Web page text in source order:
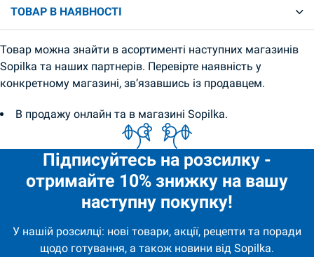
ТОВАР В НАЯВНОСТІ
Товар можна знайти в асортименті наступних магазинів
Sopilka та наших партнерів. Перевірте наявність у
конкретному магазині, зв’язавшись із продавцем.
В продажу онлайн та в магазині Sopilka.
Підписуйтесь на розсилку -
отримайте 10% знижку на вашу
наступну покупку!
У нашій розсилці: нові товари, акції, рецепти та поради
щодо готування, а також новини від Sopilka.